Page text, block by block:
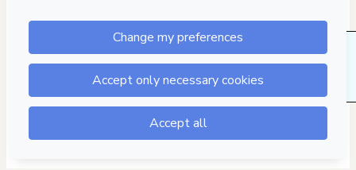
accompanied by a legal guardian.
Learn more about your purchasehere.
Hotmart ©2026- All rights reserved
2026-08-07T14:28:15.239Z REF.
22 people were interested in this product in the